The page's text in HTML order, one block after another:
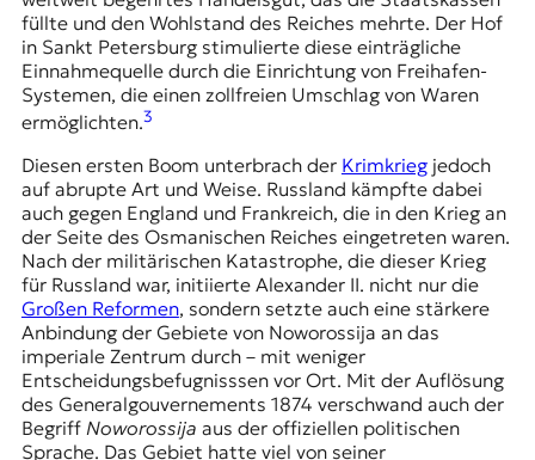
füllte und den Wohlstand des Reiches mehrte. Der Hof
in Sankt Petersburg stimulierte diese einträgliche
Einnahmequelle durch die Einrichtung von Freihafen-
Systemen, die einen zollfreien Umschlag von Waren
ermöglichten.3
Diesen ersten Boom unterbrach der Krimkriegjedoch
auf abrupte Art und Weise. Russland kämpfte dabei
auch gegen England und Frankreich, die in den Krieg an
der Seite des Osmanischen Reiches eingetreten waren.
Nach der militärischen Katastrophe, die dieser Krieg
für Russland war, initiierte Alexander II. nicht nur die
Großen Reformen, sondern setzte auch eine stärkere
Anbindung der Gebiete von Noworossija an das
imperiale Zentrum durch – mit weniger
Entscheidungsbefugnisssen vor Ort. Mit der Auflösung
des Generalgouvernements 1874 verschwand auch der
Begriff Noworossija aus der offiziellen politischen
Sprache. Das Gebiet hatte viel von seiner